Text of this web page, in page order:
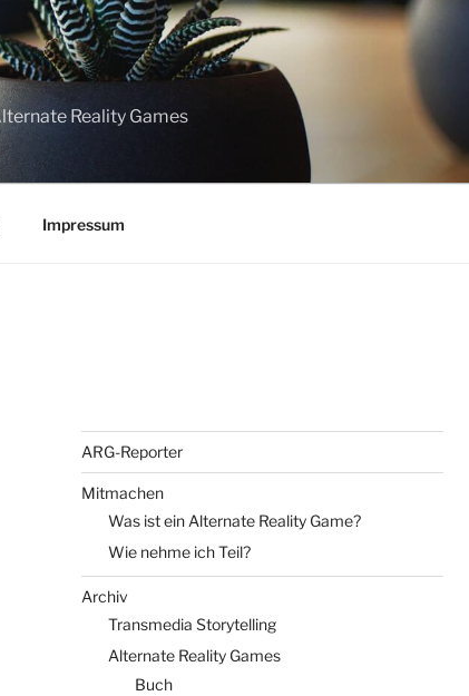
Reality Games
Impressum
ARG-Reporter
Mitmachen
Was ist ein Alternate Reality Game?
Wie nehme ich Teil?
Archiv
Transmedia Storytelling
Alternate Reality Games
Buch